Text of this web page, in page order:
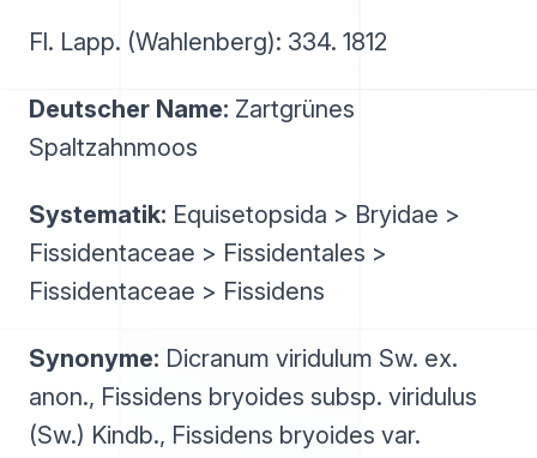
Fl. Lapp. (Wahlenberg): 334. 1812
Deutscher Name: Zartgrünes
Spaltzahnmoos
Systematik: Equisetopsida > Bryidae >
Fissidentaceae > Fissidentales >
Fissidentaceae > Fissidens
Synonyme: Dicranum viridulum Sw. ex.
anon., Fissidens bryoides subsp. viridulus
(Sw.) Kindb., Fissidens bryoides var.